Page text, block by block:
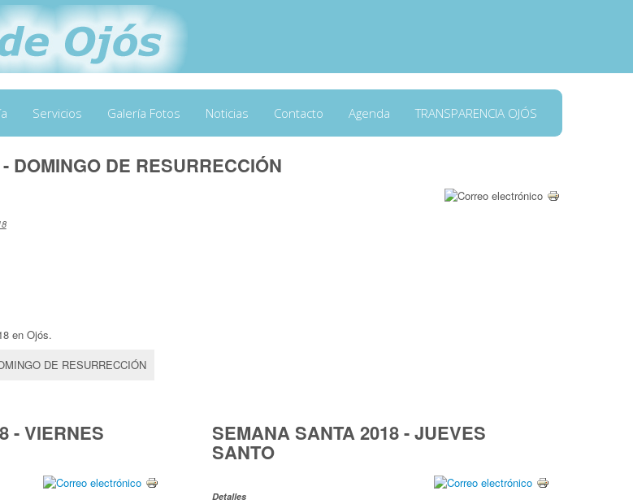
Servicios Galería Fotos Noticias Contacto Agenda TRANSPARENCIA OJÓS
DOMINGO DE RESURRECCIÓN
en Ojós.
DE RESURRECCIÓN
- VIERNES SEMANA SANTA 2018 - JUEVES
SANTO
Detalles